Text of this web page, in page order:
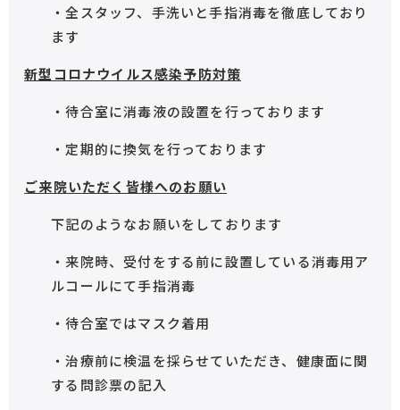
・全スタッフ、手洗いと手指消毒を徹底しており
ます
新型コロナウイルス感染予防対策
・待合室に消毒液の設置を行っております
・定期的に換気を行っております
ご来院いただく皆様へのお願い
下記のようなお願いをしております
・来院時、受付をする前に設置している消毒用ア
ルコールにて手指消毒
・待合室ではマスク着用
・治療前に検温を採らせていただき、健康面に関
する問診票の記入